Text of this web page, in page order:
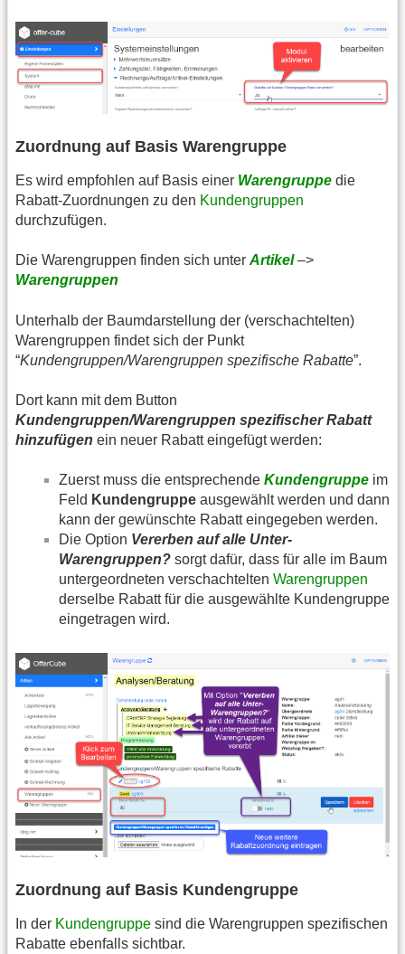
Zuordnung auf Basis Warengruppe
Es wird empfohlen auf Basis einer Warengruppe die
Rabatt-Zuordnungen zu den Kundengruppen
durchzufügen.
Die Warengruppen finden sich unter Artikel–>
Warengruppen
Unterhalb der Baumdarstellung der (verschachtelten)
Warengruppen findet sich der Punkt
“Kundengruppen/Warengruppen spezifische Rabatte”.
Dort kann mit dem Button
Kundengruppen/Warengruppen spezifischer Rabatt
hinzufügen ein neuer Rabatt eingefügt werden:
Zuerst muss die entsprechende Kundengruppe im
Feld Kundengruppe ausgewählt werden und dann
kann der gewünschte Rabatt eingegeben werden.
Die Option Vererben auf alle Unter-
Warengruppen? sorgt dafür, dass für alle im Baum
untergeordneten verschachtelten Warengruppen
derselbe Rabatt für die ausgewählte Kundengruppe
eingetragen wird.
Zuordnung auf Basis Kundengruppe
In der Kundengruppe sind die Warengruppen spezifischen
Rabatte ebenfalls sichtbar.